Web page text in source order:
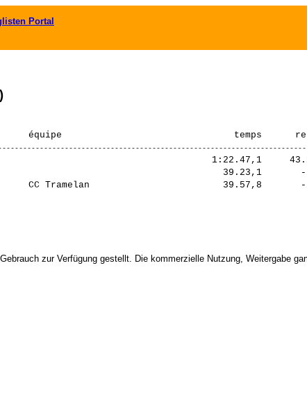
Portal
1:22.47,1
39.23,1
zur Verfügung gestellt. Die kommerzielle Nutzung, Weitergabe